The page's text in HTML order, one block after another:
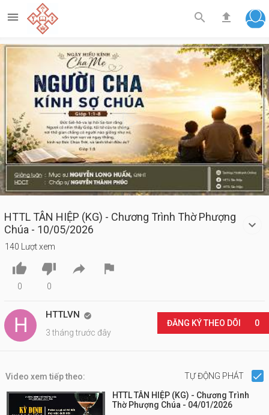
  
Play
Video
HTTL TÂN HIỆP (KG) - Chương Trình Thờ Phượng
Chúa - 10/05/2026
140 Lượt xem

0

0
 
HTTLVN 
3 tháng trước đây
ĐĂNG KÝ THEO DÕI 0
Video xem tiếp theo: TỰ ĐỘNG PHÁT
HTTL TÂN HIỆP (KG) - Chương Trình
Thờ Phượng Chúa - 04/01/2026